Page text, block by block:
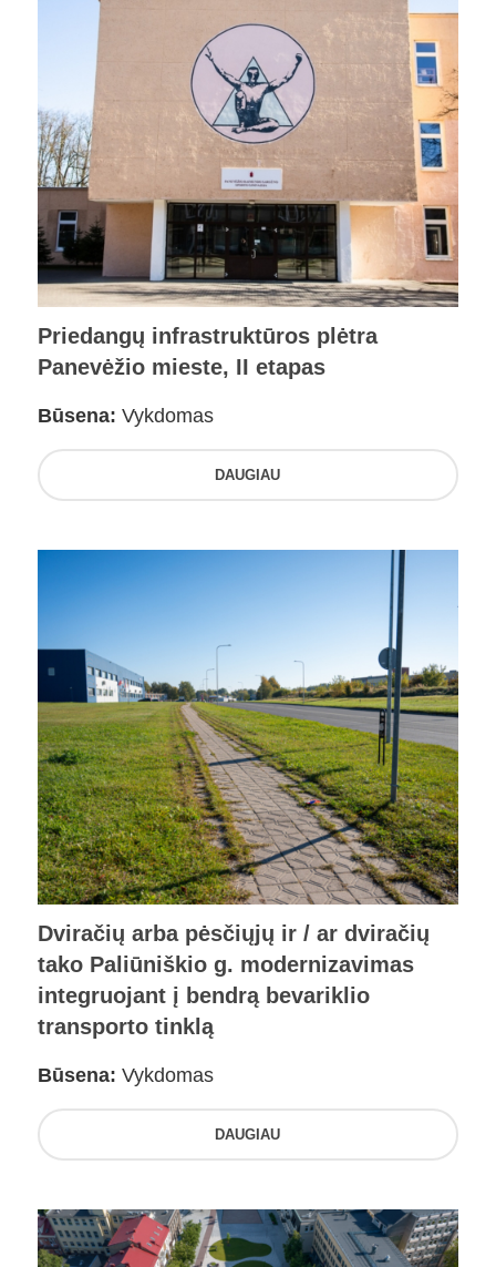
Priedangų infrastruktūros plėtra
Panevėžio mieste, II etapas
Būsena: Vykdomas
DAUGIAU
Dviračių arba pėsčiųjų ir / ar dviračių
tako Paliūniškio g. modernizavimas
integruojant į bendrą bevariklio
transporto tinklą
Būsena: Vykdomas
DAUGIAU